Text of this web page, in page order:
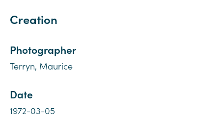
Creation
Photographer
Terryn, Maurice
Date
1972-03-05